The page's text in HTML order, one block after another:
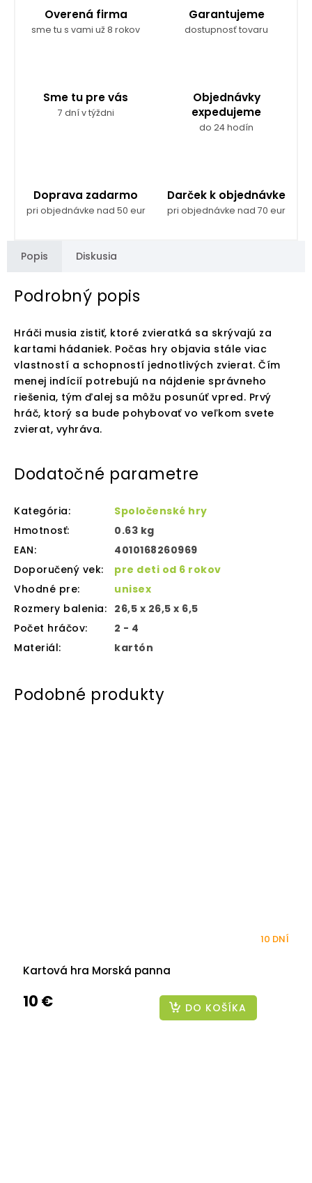
Overená firma
sme tu s vami už 8 rokov
Garantujeme
dostupnosť tovaru
Sme tu pre vás
7 dní v týždni
Objednávky
expedujeme
do 24 hodín
Doprava zadarmo
pri objednávke nad 50 eur
Darček k objednávke
pri objednávke nad 70 eur
Popis Diskusia
Podrobný popis
Hráči musia zistiť, ktoré zvieratká sa skrývajú za
kartami hádaniek. Počas hry objavia stále viac
vlastností a schopností jednotlivých zvierat. Čím
menej indícií potrebujú na nájdenie správneho
riešenia, tým ďalej sa môžu posunúť vpred. Prvý
hráč, ktorý sa bude pohybovať vo veľkom svete
zvierat, vyhráva.
Dodatočné parametre
Kategória:
Spoločenské hry
Hmotnosť:
0.63 kg
EAN:
4010168260969
Doporučený vek:
pre deti od 6 rokov
Vhodné pre:
unisex
Rozmery balenia: 26,5 x 26,5 x 6,5
Počet hráčov:
2 - 4
Materiál: kartón
Kartová hra Morská panna
10 DNÍ
10 € DO KOŠÍKA